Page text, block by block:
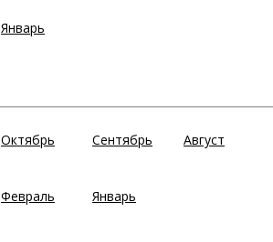
Январь
Октябрь Сентябрь Август
Февраль Январь